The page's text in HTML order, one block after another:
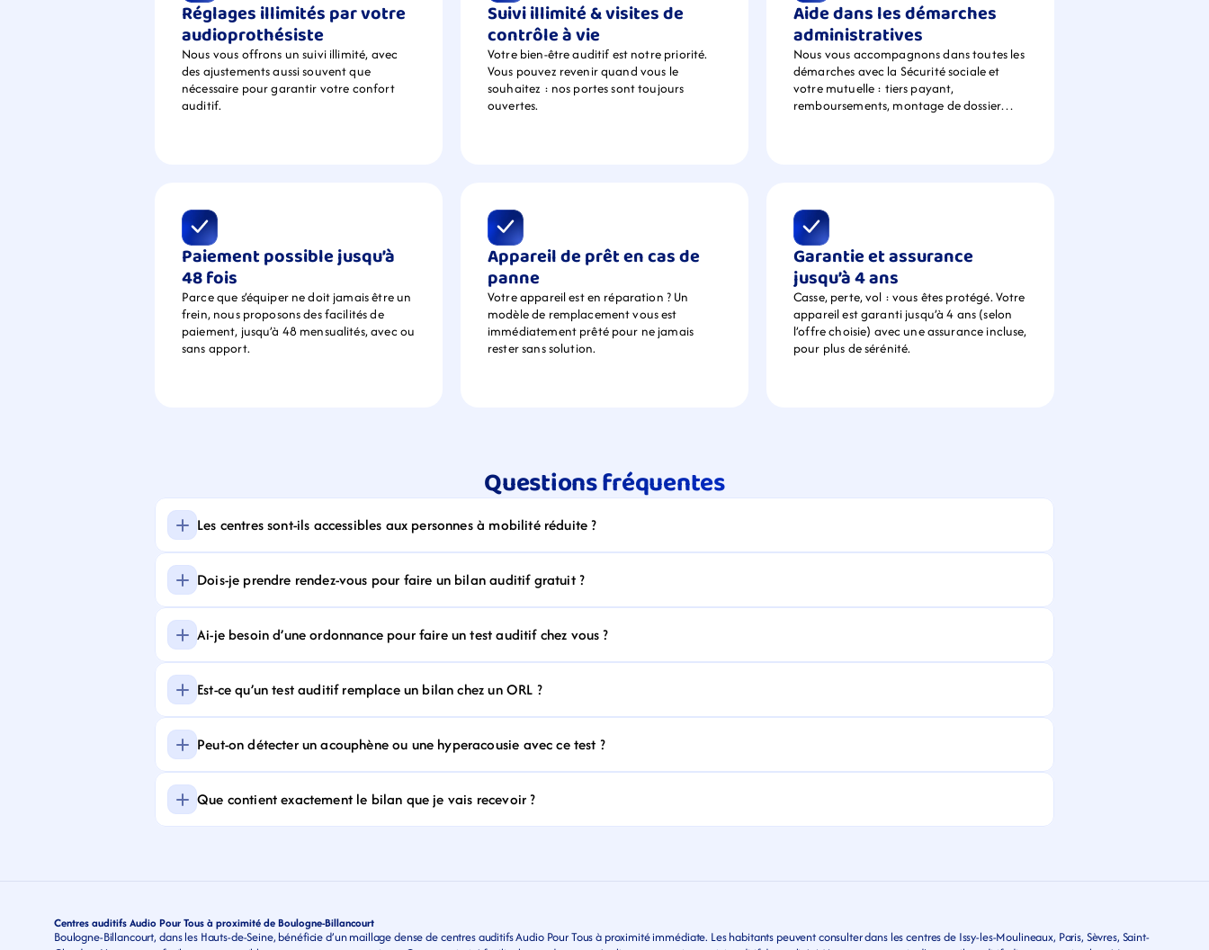
Réglages illimités par votre
audioprothésiste
Nous vous offrons un suivi illimité, avec
des ajustements aussi souvent que
nécessaire pour garantir votre confort
auditif.
Suivi illimité & visites de
contrôle à vie
Votre bien-être auditif est notre priorité.
Vous pouvez revenir quand vous le
souhaitez : nos portes sont toujours
ouvertes.
Aide dans les démarches
administratives
Nous vous accompagnons dans toutes les
démarches avec la Sécurité sociale et
votre mutuelle : tiers payant,
remboursements, montage de dossier…
Paiement possible jusqu’à
48 fois
Parce que s’équiper ne doit jamais être un
frein, nous proposons des facilités de
paiement, jusqu’à 48 mensualités, avec ou
sans apport.
Appareil de prêt en cas de
panne
Votre appareil est en réparation ? Un
modèle de remplacement vous est
immédiatement prêté pour ne jamais
rester sans solution.
Garantie et assurance
jusqu’à 4 ans
Casse, perte, vol : vous êtes protégé. Votre
appareil est garanti jusqu’à 4 ans (selon
l’offre choisie) avec une assurance incluse,
pour plus de sérénité.
Questions fréquentes
Les centres sont-ils accessibles aux personnes à mobilité réduite ?
Dois-je prendre rendez-vous pour faire un bilan auditif gratuit ?
Ai-je besoin d’une ordonnance pour faire un test auditif chez vous ?
Est-ce qu’un test auditif remplace un bilan chez un ORL ?
Peut-on détecter un acouphène ou une hyperacousie avec ce test ?
Que contient exactement le bilan que je vais recevoir ?
Centres auditifs Audio Pour Tous à proximité de Boulogne-Billancourt
Boulogne-Billancourt, dans les Hauts-de-Seine, bénéficie d’un maillage dense de centres auditifs Audio Pour Tous à proximité immédiate. Les habitants peuvent consulter dans les centres de Issy-les-Moulineaux, Paris, Sèvres, Saint-